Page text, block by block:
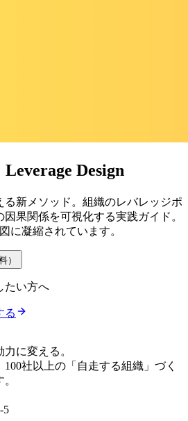
Design
新メソッド。組織のレバレッジポ
果関係を可視化する実践ガイド。
に凝縮されています。
）
たい方へ
る
に変える。
社以上の「自走する組織」づく
5